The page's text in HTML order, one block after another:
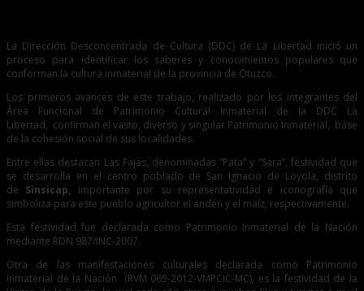
La Dirección Desconcentrada de Cultura (DDC) de La Libertad inició un
proceso para identificar los saberes y conocimientos populares que
conforman la cultura inmaterial de la provincia de Otuzco.
Los primeros avances de este trabajo, realizado por los integrantes del
Área Funcional de Patrimonio Cultural Inmaterial de la DDC La
Libertad, confirman el vasto, diverso y singular Patrimonio Inmaterial, base
de la cohesión social de sus localidades.
Entre ellas destacan Las Fajas, denominadas “Pata” y “Sara”, festividad que
se desarrolla en el centro poblado de San Ignacio de Loyola, distrito
de Sinsicap, importante por su representatividad e iconografía que
simboliza para este pueblo agricultor el andén y el maíz, respectivamente.
Esta festividad fue declarada como Patrimonio Inmaterial de la Nación
mediante RDN 987/INC-2007.
Otra de las manifestaciones culturales declarada como Patrimonio
Inmaterial de la Nación (RVM 065-2012-VMPCIC-MC), es la festividad de la